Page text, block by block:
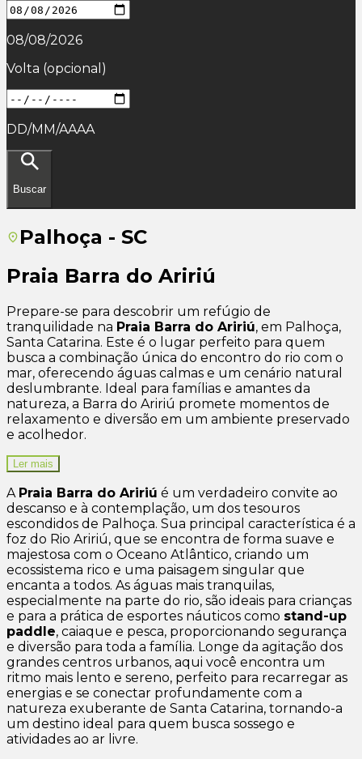
08/08/2026
Volta (opcional)
DD/MM/AAAA
Buscar
Palhoça - SC
Praia Barra do Aririú
Prepare-se para descobrir um refúgio de
tranquilidade na Praia Barra do Aririú, em Palhoça,
Santa Catarina. Este é o lugar perfeito para quem
busca a combinação única do encontro do rio com o
mar, oferecendo águas calmas e um cenário natural
deslumbrante. Ideal para famílias e amantes da
natureza, a Barra do Aririú promete momentos de
relaxamento e diversão em um ambiente preservado
e acolhedor.
Ler mais
A Praia Barra do Aririú é um verdadeiro convite ao
descanso e à contemplação, um dos tesouros
escondidos de Palhoça. Sua principal característica é a
foz do Rio Aririú, que se encontra de forma suave e
majestosa com o Oceano Atlântico, criando um
ecossistema rico e uma paisagem singular que
encanta a todos. As águas mais tranquilas,
especialmente na parte do rio, são ideais para crianças
e para a prática de esportes náuticos como stand-up
paddle, caiaque e pesca, proporcionando segurança
e diversão para toda a família. Longe da agitação dos
grandes centros urbanos, aqui você encontra um
ritmo mais lento e sereno, perfeito para recarregar as
energias e se conectar profundamente com a
natureza exuberante de Santa Catarina, tornando-a
um destino ideal para quem busca sossego e
atividades ao ar livre.